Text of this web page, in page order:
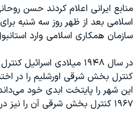
منابع ایرانی اعلام کردند حسن
اسلامی بعد از ظهر روز سه شنبه
سازمان همکاری اسلامی وارد
در سال ۱۹۴۸ میلادی
کنترل بخش شرقی اورشلیم را در
این شهر را پایتخت ابدی خود
۱۹۶۷ کنترل بخش شرقی آن را نیز در دست گرفت.